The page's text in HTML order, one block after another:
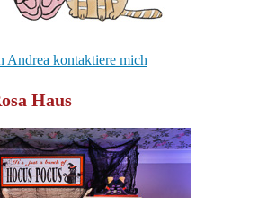
Andrea kontaktiere mich
Haus